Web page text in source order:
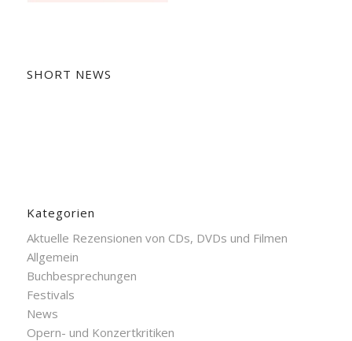
SHORT NEWS
Kategorien
Aktuelle Rezensionen von CDs, DVDs und Filmen
Allgemein
Buchbesprechungen
Festivals
News
Opern- und Konzertkritiken